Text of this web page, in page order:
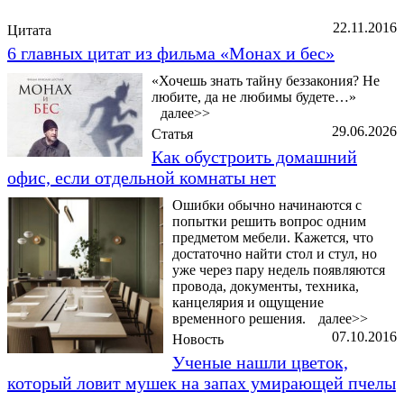
22.11.2016
Цитата
6 главных цитат из фильма «Монах и бес»
«Хочешь знать тайну беззакония? Не
любите, да не любимы будете…»
далее>>
29.06.2026
Статья
Как обустроить домашний
офис, если отдельной комнаты нет
Ошибки обычно начинаются с
попытки решить вопрос одним
предметом мебели. Кажется, что
достаточно найти стол и стул, но
уже через пару недель появляются
провода, документы, техника,
канцелярия и ощущение
временного решения.
далее>>
07.10.2016
Новость
Ученые нашли цветок,
который ловит мушек на запах умирающей пчелы